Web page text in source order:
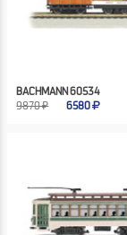
BACHMANN 60534
9870 ₽
6580